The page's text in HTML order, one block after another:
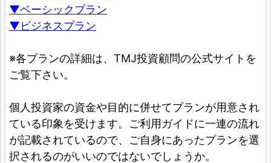
▼ベーシックプラン
▼ビジネスプラン
※各プランの詳細は、TMJ投資顧問の公式サイトを
ご覧下さい。
個人投資家の資金や目的に併せてプランが用意され
ている印象を受けます。ご利用ガイドに一連の流れ
が記載されているので、ご自身にあったプランを選
択されるのがいいのではないでしょうか。